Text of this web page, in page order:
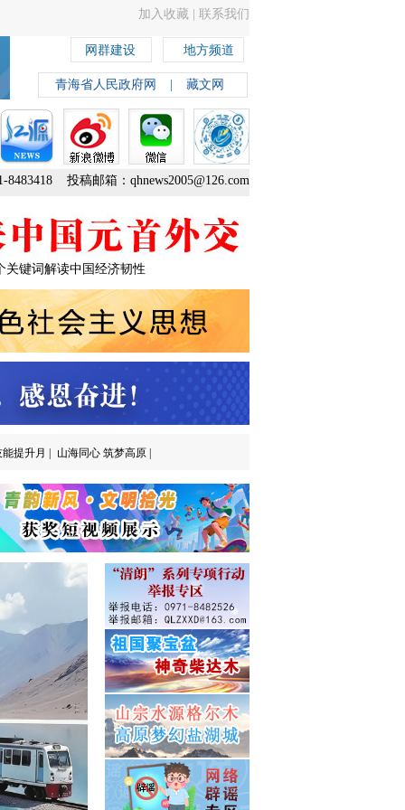
加入收藏 联系我们
网群建设 地方频道
青海省人民政府网 藏文网
8483418 投稿邮箱：qhnews2005@126.com
关键词解读中国经济韧性
提升月 | 山海同心 筑梦高原 |